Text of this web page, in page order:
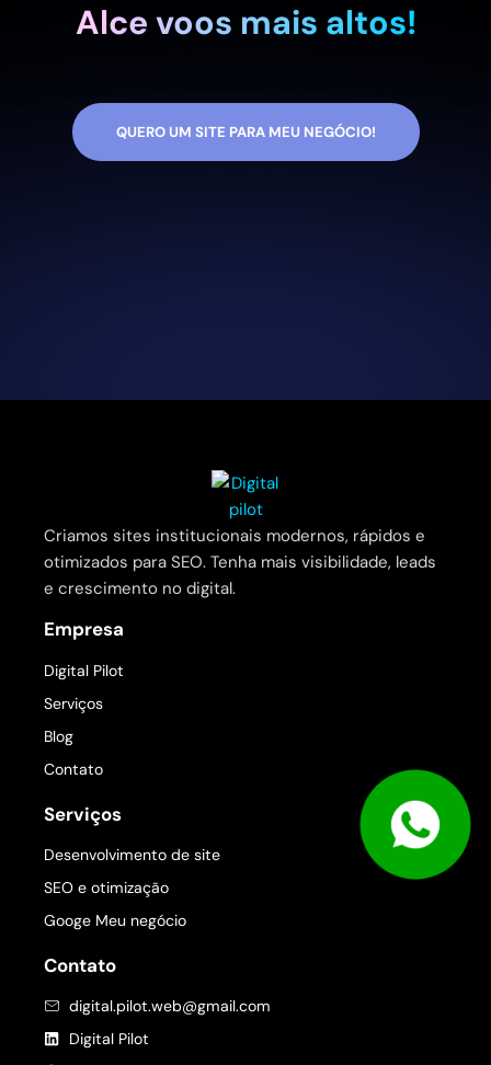
Alce voos mais altos!
QUERO UM SITE PARA MEU NEGÓCIO!
Criamos sites institucionais modernos, rápidos e
otimizados para SEO. Tenha mais visibilidade, leads
e crescimento no digital.
Empresa
Digital Pilot
Serviços
Blog
Contato
Serviços
Desenvolvimento de site
SEO e otimização
Googe Meu negócio
Contato
digital.pilot.web@gmail.com
Digital Pilot